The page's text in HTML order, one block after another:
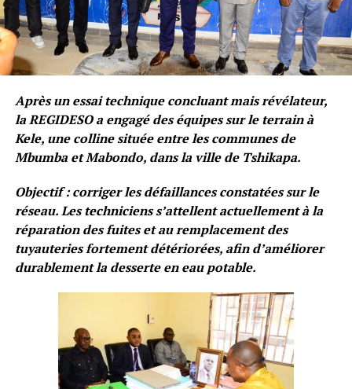
Après un essai technique concluant mais révélateur,
la REGIDESO a engagé des équipes sur le terrain à
Kele, une colline située entre les communes de
Mbumba et Mabondo, dans la ville de Tshikapa.
Objectif : corriger les défaillances constatées sur le
réseau. Les techniciens s’attellent actuellement à la
réparation des fuites et au remplacement des
tuyauteries fortement détériorées, afin d’améliorer
durablement la desserte en eau potable.